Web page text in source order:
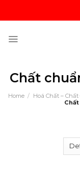
content
Chất
Home / Hoá Chất –